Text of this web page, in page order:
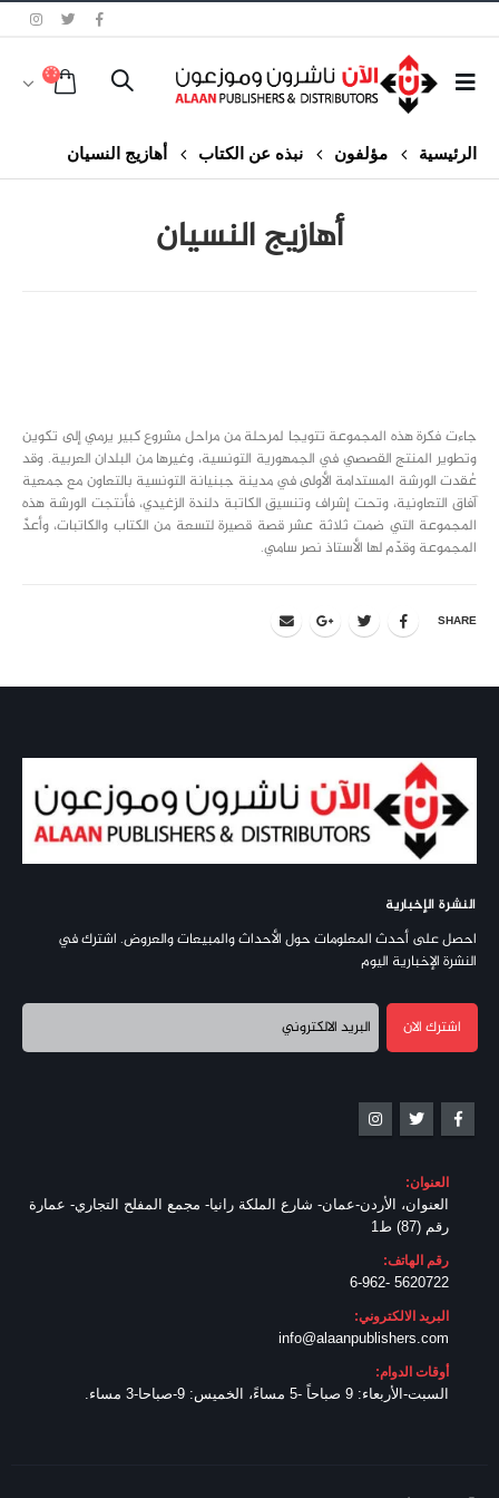
الرئيسية مؤلفون نبذه عن الكتاب أهازيج النسيان
أهازيج النسيان
جاءت فكرة هذه المجموعة تتويجا لمرحلة من مراحل مشروع كبير يرمي إلى تكوين
وتطوير المنتج القصصي في الجمهورية التونسية، وغيرها من البلدان العربية. وقد
عُقدت الورشة المستدامة الأولى في مدينة جبنيانة التونسية بالتعاون مع جمعية
آفاق التعاونية، وتحت إشراف وتنسيق الكاتبة دلندة الزغيدي، فأنتجت الورشة هذه
المجموعة التي ضمت ثلاثة عشر قصة قصيرة لتسعة من الكتاب والكاتبات، وأعدَّ
المجموعة وقدّم لها الأستاذ نصر سامي.
SHARE
النشرة الإخبارية
احصل على أحدث المعلومات حول الأحداث والمبيعات والعروض. اشترك في
النشرة الإخبارية اليوم
العنوان:
العنوان، الأردن-عمان- شارع الملكة رانيا- مجمع المفلح التجاري- عمارة
رقم (87) ط1
رقم الهاتف:
5620722 -6-962
البريد الالكتروني:
info@alaanpublishers.com
أوقات الدوام:
السبت-الأربعاء: 9 صباحاً -5 مساءً، الخميس: 9-صباحا-3 مساء.